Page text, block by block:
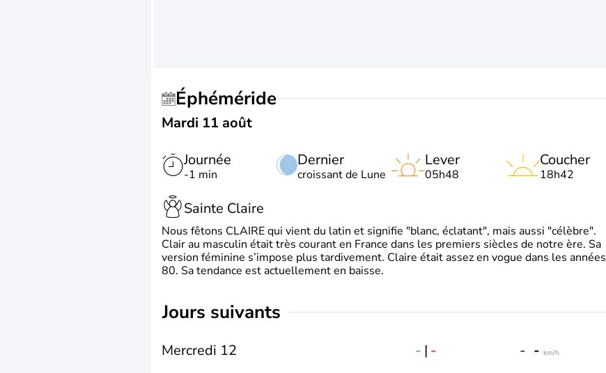
Éphéméride
Mardi 11 août
Journée
-1 min
Dernier
croissant de Lune
Lever
05h48
Coucher
18h42
Sainte Claire
Nous fêtons CLAIRE qui vient du latin et signifie "blanc, éclatant", mais aussi "célèbre".
Clair au masculin était très courant en France dans les premiers siècles de notre ère. Sa
version féminine s’impose plus tardivement. Claire était assez en vogue dans les années
80. Sa tendance est actuellement en baisse.
jours suivants
Mercredi 12 - | - - - km/h